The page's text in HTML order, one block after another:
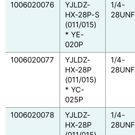
1006020076
YJLDZ-
HX-28P-S
(011/015)
* YE-
020P
1/4-
28UNF
1006020077
YJLDZ-
HX-28P
(011/015)
* YC-
025P
1/4-
28UNF
1006020078
YJLDZ-
HX-28P
1/4-
28UNF